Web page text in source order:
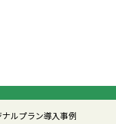
ナルプラン導入事例